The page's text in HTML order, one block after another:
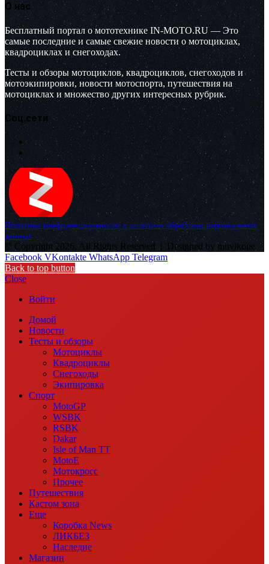
О нас
Бесплатный портал о мототехнике IN-MOTO.RU — Это
самые последние и самые свежие новости о мотоциклах,
квадроциклах и снегоходах.
Тесты и обзоры мотоциклов, квадроциклов, снегоходов и
мотоэкипировки, новости мотоспорта, путешествия на
мотоциклах и множество других интересных рубрик.
Соц.сети
Политика конфиденциальности и политика обработки персональных
данных
© Copyright 2026, All Rights Reserved | Designed by muvikone
Facebook VKontakte WhatsApp Telegram
Back to top button
Close
Войти
Домой
Новости
Тесты и обзоры
Мотоциклы
Квадроциклы
Снегоходы
Экипировка
Спорт
MotoGP
WSBK
RSBK
Dakar
Isle of Man TT
MotoE
Мотокросс
Прочее
Путешествия
Кастом зона
Еще
Коробка News
ЛИКБЕЗ
Наследие
Магазин